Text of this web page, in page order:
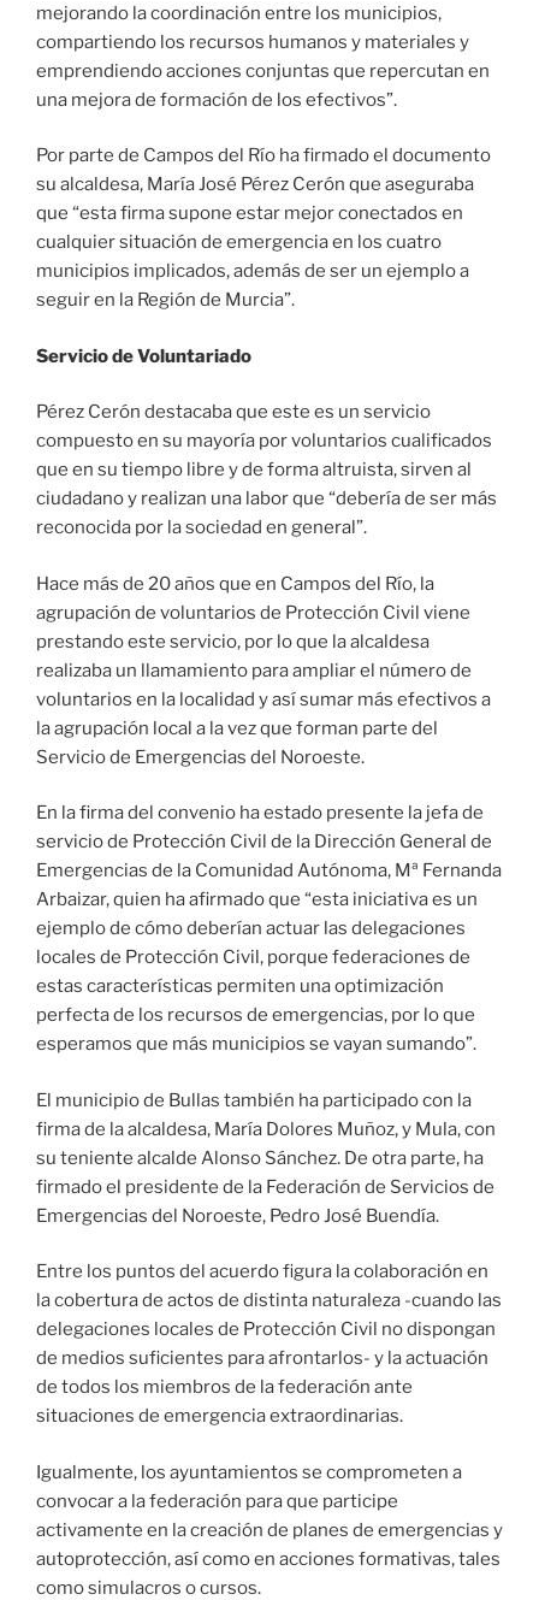
mejorando la coordinación entre los municipios,
compartiendo los recursos humanos y materiales y
emprendiendo acciones conjuntas que repercutan en
una mejora de formación de los efectivos”.
Por parte de Campos del Río ha firmado el documento
su alcaldesa, María José Pérez Cerón que aseguraba
que “esta firma supone estar mejor conectados en
cualquier situación de emergencia en los cuatro
municipios implicados, además de ser un ejemplo a
seguir en la Región de Murcia”.
Servicio de Voluntariado
Pérez Cerón destacaba que este es un servicio
compuesto en su mayoría por voluntarios cualificados
que en su tiempo libre y de forma altruista, sirven al
ciudadano y realizan una labor que “debería de ser más
reconocida por la sociedad en general”.
Hace más de 20 años que en Campos del Río, la
agrupación de voluntarios de Protección Civil viene
prestando este servicio, por lo que la alcaldesa
realizaba un llamamiento para ampliar el número de
voluntarios en la localidad y así sumar más efectivos a
la agrupación local a la vez que forman parte del
Servicio de Emergencias del Noroeste.
En la firma del convenio ha estado presente la jefa de
servicio de Protección Civil de la Dirección General de
Emergencias de la Comunidad Autónoma, Mª Fernanda
Arbaizar, quien ha afirmado que “esta iniciativa es un
ejemplo de cómo deberían actuar las delegaciones
locales de Protección Civil, porque federaciones de
estas características permiten una optimización
perfecta de los recursos de emergencias, por lo que
esperamos que más municipios se vayan sumando”.
El municipio de Bullas también ha participado con la
firma de la alcaldesa, María Dolores Muñoz, y Mula, con
su teniente alcalde Alonso Sánchez. De otra parte, ha
firmado el presidente de la Federación de Servicios de
Emergencias del Noroeste, Pedro José Buendía.
Entre los puntos del acuerdo figura la colaboración en
la cobertura de actos de distinta naturaleza -cuando las
delegaciones locales de Protección Civil no dispongan
de medios suficientes para afrontarlos- y la actuación
de todos los miembros de la federación ante
situaciones de emergencia extraordinarias.
Igualmente, los ayuntamientos se comprometen a
convocar a la federación para que participe
activamente en la creación de planes de emergencias y
autoprotección, así como en acciones formativas, tales
como simulacros o cursos.